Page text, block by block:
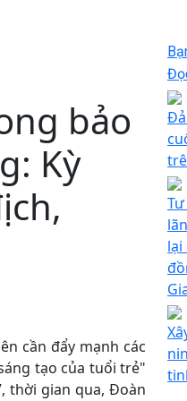
bảo
Kỳ
cần đẩy mạnh các
tạo của tuổi trẻ"
thời gian qua, Đoàn
lại